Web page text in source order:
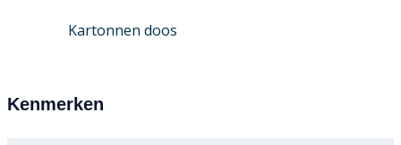
Kartonnen doos
Kenmerken